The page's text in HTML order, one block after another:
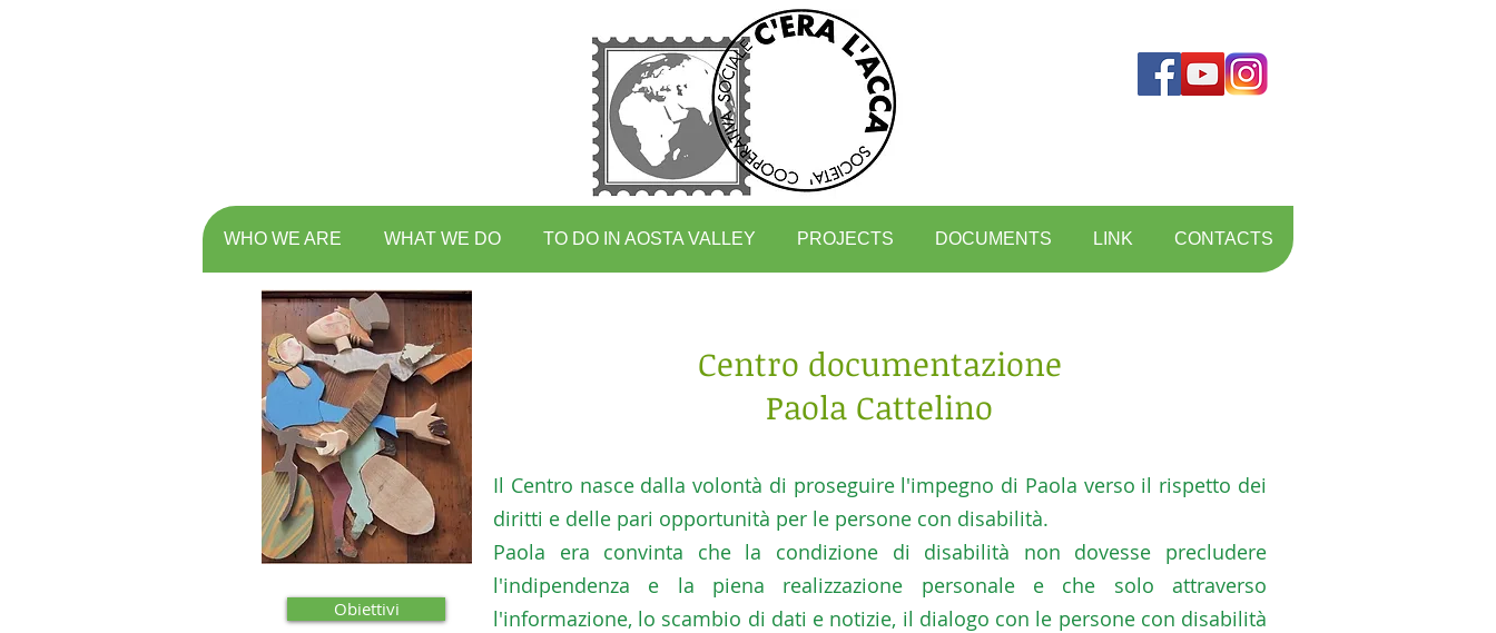
WHO WE ARE WHAT WE DO TO DO IN AOSTA VALLEY PROJECTS DOCUMENTS LINK CONTACTS
Obiettivi
Centro documentazione
Paola Cattelino
Il Centro nasce dalla volontà di proseguire l'impegno di Paola verso il rispetto dei
diritti e delle pari opportunità per le persone con disabilità.
Paola era convinta che la condizione di disabilità non dovesse precludere
l'indipendenza e la piena realizzazione personale e che solo attraverso
l'informazione, lo scambio di dati e notizie, il dialogo con le persone con disabilità